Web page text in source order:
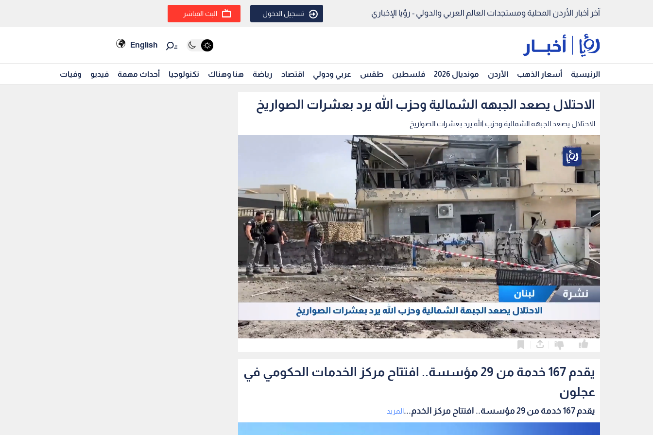
آخر أخبار الأردن المحلية ومستجدات العالم العربي والدولي - رؤيا الإخباري تسجيل الدخول البث المباشر
English
الرئيسية أسعار الذهب الأردن مونديال 2026 فلسطين طقس عربي ودولي اقتصاد رياضة هنا وهناك تكنولوجيا أحداث مهمة فيديو وفيات
الاحتلال يصعد الجبهه الشمالية وحزب الله يرد بعشرات الصواريخ
الاحتلال يصعد الجبهه الشمالية وحزب الله يرد بعشرات الصواريخ
يقدم 167 خدمة من 29 مؤسسة.. افتتاح مركز الخدمات الحكومي في
عجلون
يقدم 167 خدمة من 29 مؤسسة.. افتتاح مركز الخدم... المزيد